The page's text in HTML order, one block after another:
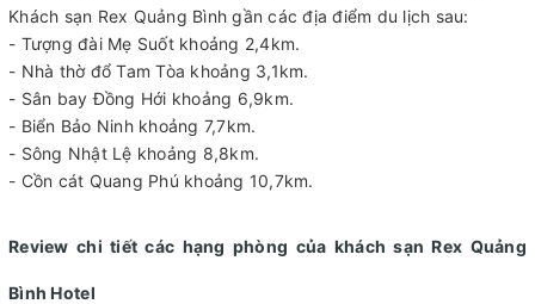
Khách sạn Rex Quảng Bình gần các địa điểm du lịch sau:
- Tượng đài Mẹ Suốt khoảng 2,4km.
- Nhà thờ đổ Tam Tòa khoảng 3,1km.
- Sân bay Đồng Hới khoảng 6,9km.
- Biển Bảo Ninh khoảng 7,7km.
- Sông Nhật Lệ khoảng 8,8km.
- Cồn cát Quang Phú khoảng 10,7km.
Review chi tiết các hạng phòng của khách sạn Rex Quảng
Bình Hotel